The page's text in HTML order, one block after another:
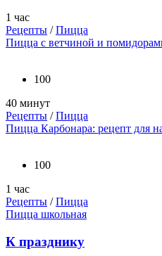
1 час
Рецепты /Пицца
Пицца с ветчиной и
100
40 минут
Рецепты /Пицца
Пицца Карбонара: рецепт для
100
1 час
Рецепты /Пицца
Пицца школьная
К празднику